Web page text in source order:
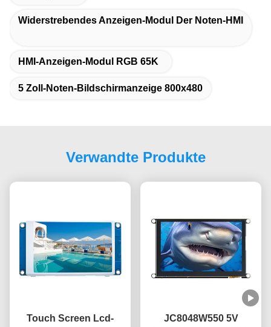
Widerstrebendes Anzeigen-Modul Der Noten-HMI
HMI-Anzeigen-Modul RGB 65K
5 Zoll-Noten-Bildschirmanzeige 800x480
Verwandte Produkte
Touch Screen Lcd-
JC8048W550 5V